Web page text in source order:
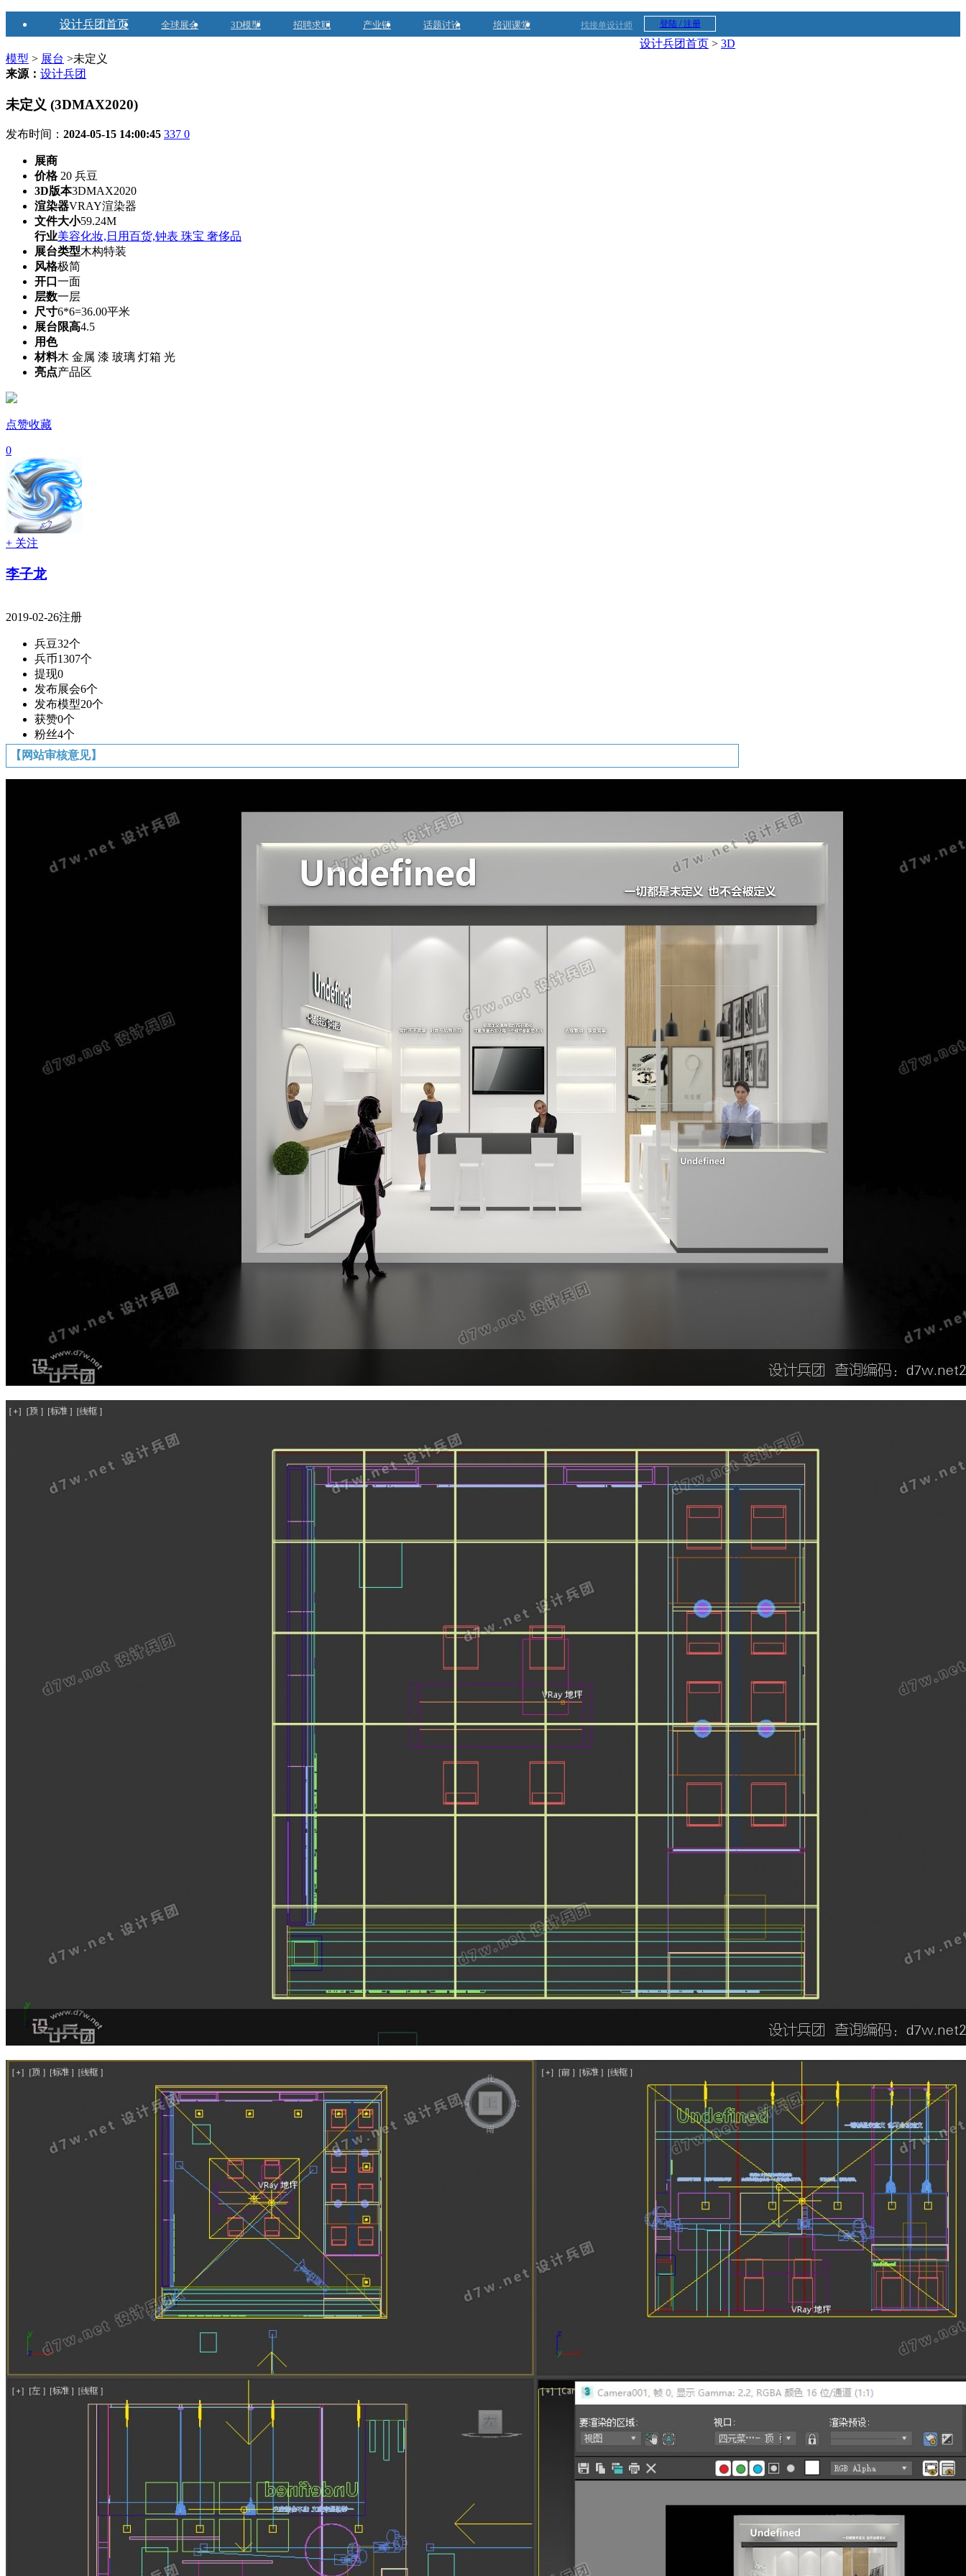
设计兵团首页 全球展会 3D模型 招聘求职 产业链 话题讨论 培训课堂 找接单设计师 登陆 / 注册
设计兵团首页 > 3D
模型 > 展台 >未定义
来源： 设计兵团
未定义 (3DMAX2020)
发布时间： 2024-05-15 14:00:45 337 0
展商
价格20 兵豆
3D版本3DMAX2020
渲染器VRAY渲染器
文件大小59.24M
行业美容化妆,日用百货,钟表 珠宝 奢侈品
展台类型木构特装
风格极简
开口 一面
层数一层
尺寸6*6=36.00平米
展台限高4.5
用色
材料木 金属 漆 玻璃 灯箱 光
亮点产品区
点赞收藏
0
+ 关注
李子龙
2019-02-26注册
兵豆32个
兵币1307个
提现0
发布展会6个
发布模型20个
获赞0个
粉丝4个
【网站审核意见】